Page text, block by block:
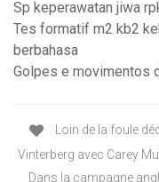
Sp keperawatan jiwa
Tes formatif m2 kb2
berbahasa
Golpes e movimentos
Loin de la foule
Vinterberg avec Carey
Dans la campagne